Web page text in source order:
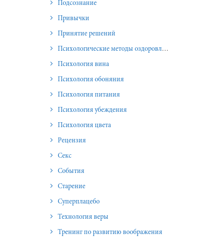
Подсознание
Привычки
Принятие решений
Психологические методы оздоровления и омоложения
Психология вина
Психология обоняния
Психология питания
Психология убеждения
Психология цвета
Рецензия
Секс
События
Старение
Суперплацебо
Технология веры
Тренинг по развитию воображения